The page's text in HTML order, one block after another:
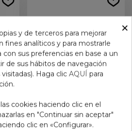
PARPAFRESH 30
TOALLITAS
×
y de terceros para mejorar
fines analíticos y para mostrarle
con sus preferencias en base a un
de sus hábitos de navegación
Haga clic AQUÍ para
cookies haciendo clic en el
en "Continuar sin aceptar"
clic en «Configurar».